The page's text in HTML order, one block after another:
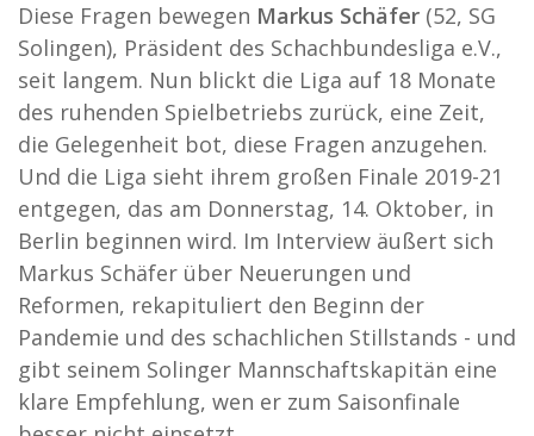
Diese Fragen bewegen Markus Schäfer (52, SG
Solingen), Präsident des Schachbundesliga e.V.,
seit langem. Nun blickt die Liga auf 18 Monate
des ruhenden Spielbetriebs zurück, eine Zeit,
die Gelegenheit bot, diese Fragen anzugehen.
Und die Liga sieht ihrem großen Finale 2019-21
entgegen, das am Donnerstag, 14. Oktober, in
Berlin beginnen wird. Im Interview äußert sich
Markus Schäfer über Neuerungen und
Reformen, rekapituliert den Beginn der
Pandemie und des schachlichen Stillstands - und
gibt seinem Solinger Mannschaftskapitän eine
klare Empfehlung, wen er zum Saisonfinale